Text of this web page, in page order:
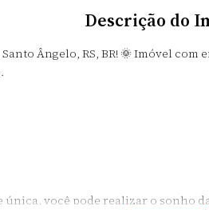
Descrição do
Ângelo, RS, BR! 🌞 Imóvel
você pode realizar o sonho